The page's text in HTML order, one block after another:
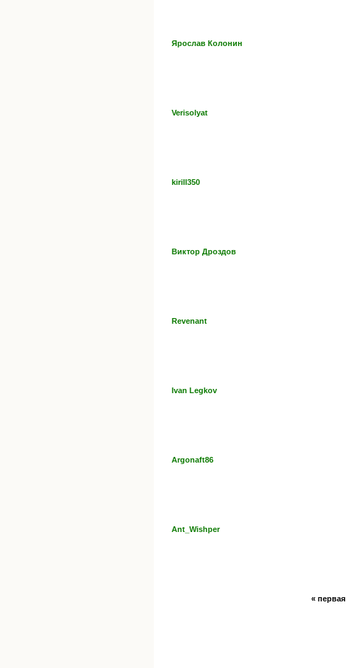
Ярослав Колонин
Verisolyat
kirill350
Виктор Дроздов
Revenant
Ivan Legkov
Argonaft86
Ant_Wishper
« первая